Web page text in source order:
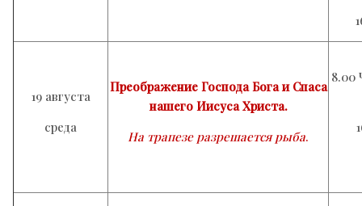
19 августа
среда
Преображение Господа Бога и Спаса
нашего Иисуса Христа.
На трапезе разрешается рыба.
8.00